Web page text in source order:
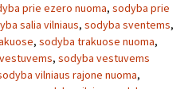
prie ezero nuoma, sodyba prie
salia vilniaus, sodyba sventems,
, sodyba trakuose nuoma,
, sodyba vestuvems
vilniaus rajone nuoma,